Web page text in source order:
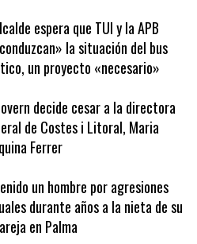
espera que TUI y la APB
la situación del bus
un proyecto «necesario»
decide cesar a la directora
de Costes i Litoral, Maria
Ferrer
un hombre por agresiones
durante años a la nieta de su
en Palma